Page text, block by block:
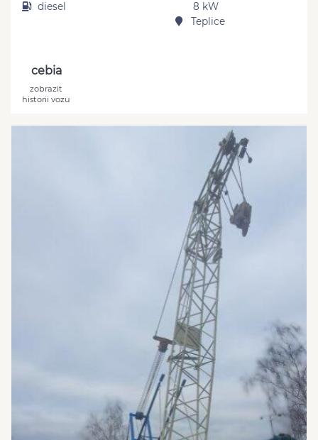
diesel
8 kW
Teplice
cebia
zobrazit
historii vozu